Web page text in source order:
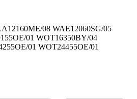
08 WAE12060SG/05
01 WOT16350BY/04
01 WOT24455OE/01